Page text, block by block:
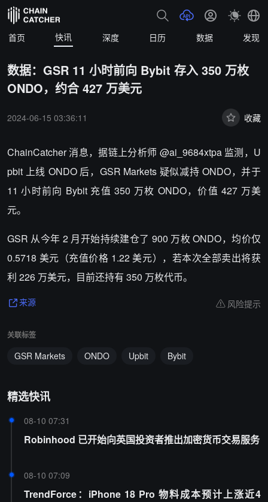
首页 快讯 深度 日历 数据 发现
数据：GSR 11 小时前向 Bybit 存入 350 万枚
ONDO，约合 427 万美元
2024-06-15 03:36:11 收藏
ChainCatcher 消息，据链上分析师 @ai_9684xtpa 监测，U
pbit 上线 ONDO 后，GSR Markets 疑似减持 ONDO，并于
11 小时前向 Bybit 充值 350 万枚 ONDO，价值 427 万美
元。
GSR 从今年 2 月开始持续建仓了 900 万枚 ONDO，均价仅
0.5718 美元（充值价格 1.22 美元），若本次全部卖出将获
利 226 万美元，目前还持有 350 万枚代币。
来源 风险提示
关联标签
GSR Markets ONDO Upbit Bybit
精选快讯
08-10 07:31
Robinhood 已开始向英国投资者推出加密货币交易服务
08-10 07:09
TrendForce：iPhone 18 Pro 物料成本预计上涨近4